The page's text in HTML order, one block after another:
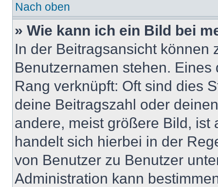
Nach oben
» Wie kann ich ein Bild bei
In der Beitragsansicht können
Benutzernamen stehen.
Rang verknüpft: Oft sind dies
deine Beitragszahl oder
andere, meist größere Bild, ist
handelt sich hierbei in der
von Benutzer zu Benutzer
Administration kann